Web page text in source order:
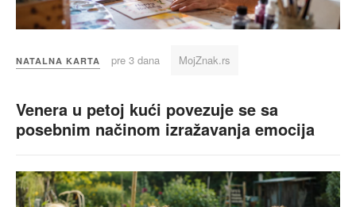
NATALNA KARTA pre 3 dana MojZnak.rs
Venera u petoj kući povezuje se sa
posebnim načinom izražavanja emocija